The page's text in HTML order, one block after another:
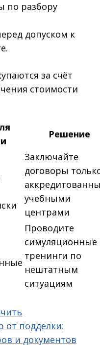
по разбору
допуском к
за счёт
стоимости
Решение
Заключайте
договоры
учебными
центрами
Проводите
симуляционные
тренинги по
нештатным
ситуациям
от подделки:
и документов